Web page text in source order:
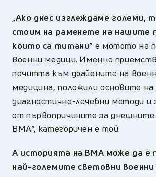
„Ако днес изглеждаме големи,
стоим на раменете на нашите
които са титани” е мотото на
военни медици. Именно
почитта към доайените на
медицина, положили основите на
диагностично-лечебни методи и
от първопричините за днешните
ВМА“, категоричен е той.
А историята на ВМА може да е
най-големите световни военни